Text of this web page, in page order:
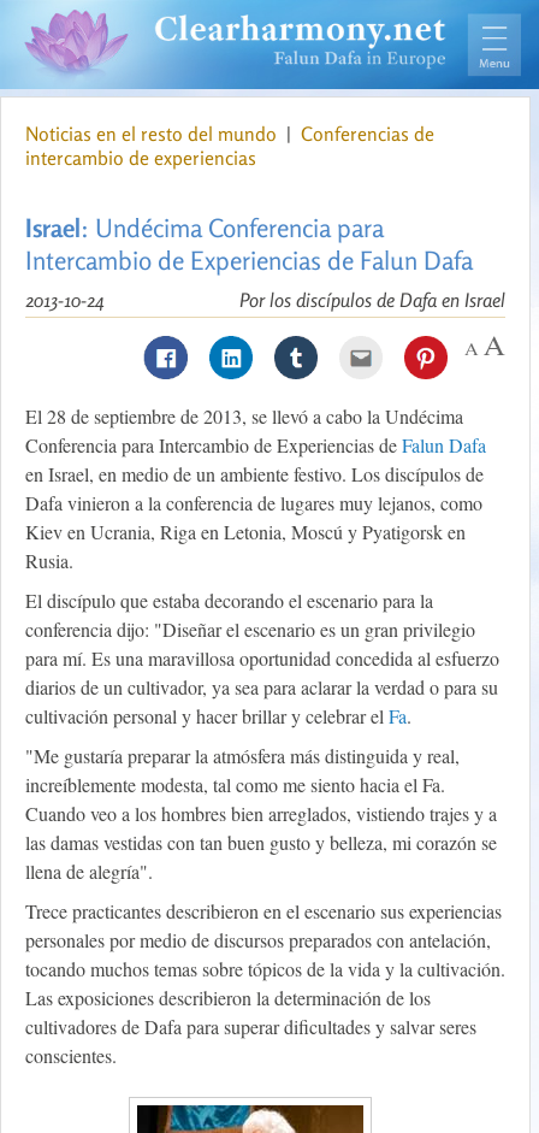
Noticias en el resto del mundo | Conferencias de
intercambio de experiencias
Israel: Undécima Conferencia para
Intercambio de Experiencias de Falun Dafa
Por los discípulos de Dafa en Israel
2013-10-24
El 28 de septiembre de 2013, se llevó a cabo la Undécima
Conferencia para Intercambio de Experiencias deFalun Dafa
en Israel, en medio de un ambiente festivo. Los discípulos de
Dafa vinieron a la conferencia de lugares muy lejanos, como
Kiev en Ucrania, Riga en Letonia, Moscú y Pyatigorsk en
Rusia.
El discípulo que estaba decorando el escenario para la
conferencia dijo: "Diseñar el escenario es un gran privilegio
para mí. Es una maravillosa oportunidad concedida al esfuerzo
diarios de un cultivador, ya sea para aclarar la verdad o para su
cultivación personal y hacer brillar y celebrar elFa.
"Me gustaría preparar la atmósfera más distinguida y real,
increíblemente modesta, tal como me siento hacia el Fa.
Cuando veo a los hombres bien arreglados, vistiendo trajes y a
las damas vestidas con tan buen gusto y belleza, mi corazón se
llena de alegría".
Trece practicantes describieron en el escenario sus experiencias
personales por medio de discursos preparados con antelación,
tocando muchos temas sobre tópicos de la vida y la cultivación.
Las exposiciones describieron la determinación de los
cultivadores de Dafa para superar dificultades y salvar seres
conscientes.